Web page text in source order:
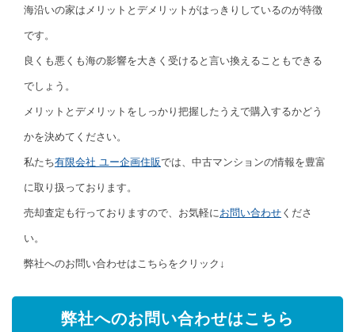
海沿いの家はメリットとデメリットがはっきりしているのが特徴
です。
良くも悪くも海の影響を大きく受けると言い換えることもできる
でしょう。
メリットとデメリットをしっかり把握したうえで購入するかどう
かを決めてください。
私たち有限会社 ユー企画住販では、中古マンションの情報を豊富
に取り扱っております。
売却査定も行っておりますので、お気軽に お問い合わせ くださ
い。
弊社へのお問い合わせはこちらをクリック↓
弊社へのお問い合わせはこちら